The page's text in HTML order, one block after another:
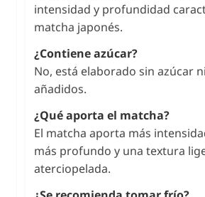
intensidad y profundidad
matcha japonés.
¿Contiene azúcar?
No, está elaborado sin azúcar
añadidos.
¿Qué aporta el matcha?
El matcha aporta más
más profundo y una textura
aterciopelada.